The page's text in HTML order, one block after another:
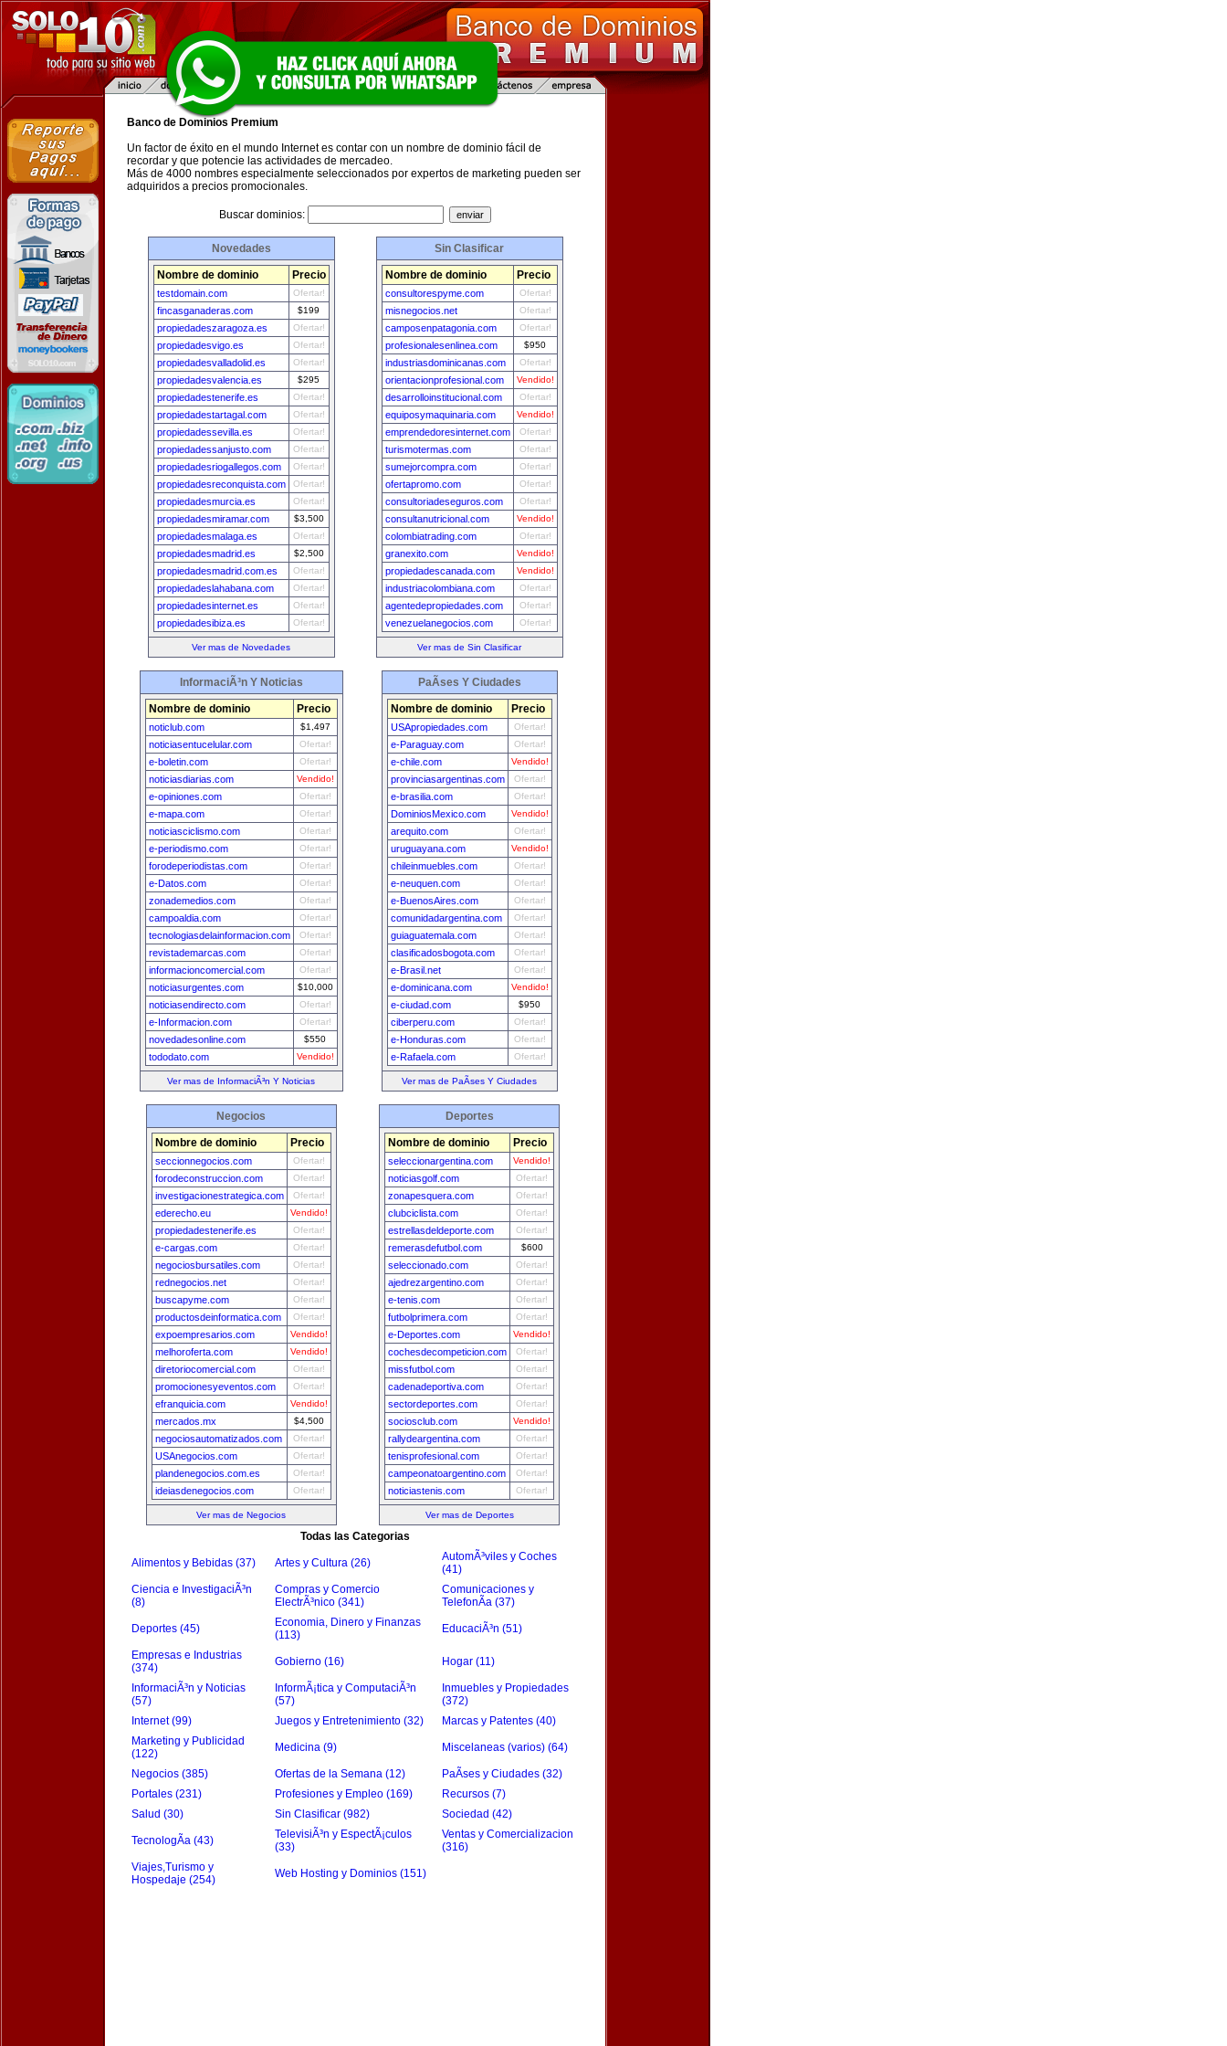
Banco de Dominios Premium
Un factor de éxito en el mundo Internet es contar con un nombre de dominio fácil de
recordar y que potencie las actividades de mercadeo.
Más de 4000 nombres especialmente seleccionados por expertos de marketing pueden ser
adquiridos a precios promocionales.
Buscar dominios:
Novedades
Nombre de dominio Precio
testdomain.com Ofertar!
fincasganaderas.com $199
propiedadeszaragoza.es Ofertar!
propiedadesvigo.es Ofertar!
propiedadesvalladolid.es Ofertar!
propiedadesvalencia.es $295
propiedadestenerife.es Ofertar!
propiedadestartagal.com Ofertar!
propiedadessevilla.es Ofertar!
propiedadessanjusto.com Ofertar!
propiedadesriogallegos.com Ofertar!
propiedadesreconquista.com Ofertar!
propiedadesmurcia.es Ofertar!
propiedadesmiramar.com $3,500
propiedadesmalaga.es Ofertar!
propiedadesmadrid.es $2,500
propiedadesmadrid.com.es Ofertar!
propiedadeslahabana.com Ofertar!
propiedadesinternet.es Ofertar!
propiedadesibiza.es Ofertar!
Ver mas de Novedades
Sin Clasificar
Nombre de dominio Precio
consultorespyme.com Ofertar!
misnegocios.net Ofertar!
camposenpatagonia.com Ofertar!
profesionalesenlinea.com $950
industriasdominicanas.com Ofertar!
orientacionprofesional.com Vendido!
desarrolloinstitucional.com Ofertar!
equiposymaquinaria.com Vendido!
emprendedoresinternet.com Ofertar!
turismotermas.com Ofertar!
sumejorcompra.com Ofertar!
ofertapromo.com Ofertar!
consultoriadeseguros.com Ofertar!
consultanutricional.com Vendido!
colombiatrading.com Ofertar!
granexito.com Vendido!
propiedadescanada.com Vendido!
industriacolombiana.com Ofertar!
agentedepropiedades.com Ofertar!
venezuelanegocios.com Ofertar!
Ver mas de Sin Clasificar
InformaciÃ³n Y Noticias
Nombre de dominio Precio
noticlub.com $1,497
noticiasentucelular.com Ofertar!
e-boletin.com Ofertar!
noticiasdiarias.com Vendido!
e-opiniones.com Ofertar!
e-mapa.com Ofertar!
noticiasciclismo.com Ofertar!
e-periodismo.com Ofertar!
forodeperiodistas.com Ofertar!
e-Datos.com Ofertar!
zonademedios.com Ofertar!
campoaldia.com Ofertar!
tecnologiasdelainformacion.com Ofertar!
revistademarcas.com Ofertar!
informacioncomercial.com Ofertar!
noticiasurgentes.com $10,000
noticiasendirecto.com Ofertar!
e-Informacion.com Ofertar!
novedadesonline.com $550
tododato.com Vendido!
Ver mas de InformaciÃ³n Y Noticias
PaÃ­ses Y Ciudades
Nombre de dominio Precio
USApropiedades.com Ofertar!
e-Paraguay.com Ofertar!
e-chile.com Vendido!
provinciasargentinas.com Ofertar!
e-brasilia.com Ofertar!
DominiosMexico.com Vendido!
arequito.com Ofertar!
uruguayana.com Vendido!
chileinmuebles.com Ofertar!
e-neuquen.com Ofertar!
e-BuenosAires.com Ofertar!
comunidadargentina.com Ofertar!
guiaguatemala.com Ofertar!
clasificadosbogota.com Ofertar!
e-Brasil.net Ofertar!
e-dominicana.com Vendido!
e-ciudad.com $950
ciberperu.com Ofertar!
e-Honduras.com Ofertar!
e-Rafaela.com Ofertar!
Ver mas de PaÃ­ses Y Ciudades
Negocios
Nombre de dominio Precio
seccionnegocios.com Ofertar!
forodeconstruccion.com Ofertar!
investigacionestrategica.com Ofertar!
ederecho.eu Vendido!
propiedadestenerife.es Ofertar!
e-cargas.com Ofertar!
negociosbursatiles.com Ofertar!
rednegocios.net Ofertar!
buscapyme.com Ofertar!
productosdeinformatica.com Ofertar!
expoempresarios.com Vendido!
melhoroferta.com Vendido!
diretoriocomercial.com Ofertar!
promocionesyeventos.com Ofertar!
efranquicia.com Vendido!
mercados.mx $4,500
negociosautomatizados.com Ofertar!
USAnegocios.com Ofertar!
plandenegocios.com.es Ofertar!
ideiasdenegocios.com Ofertar!
Ver mas de Negocios
Deportes
Nombre de dominio Precio
seleccionargentina.com Vendido!
noticiasgolf.com Ofertar!
zonapesquera.com Ofertar!
clubciclista.com Ofertar!
estrellasdeldeporte.com Ofertar!
remerasdefutbol.com $600
seleccionado.com Ofertar!
ajedrezargentino.com Ofertar!
e-tenis.com Ofertar!
futbolprimera.com Ofertar!
e-Deportes.com Vendido!
cochesdecompeticion.com Ofertar!
missfutbol.com Ofertar!
cadenadeportiva.com Ofertar!
sectordeportes.com Ofertar!
sociosclub.com Vendido!
rallydeargentina.com Ofertar!
tenisprofesional.com Ofertar!
campeonatoargentino.com Ofertar!
noticiastenis.com Ofertar!
Ver mas de Deportes
Todas las Categorias
Alimentos y Bebidas (37) Artes y Cultura (26)
AutomÃ³viles y Coches
(41)
Ciencia e InvestigaciÃ³n
(8)
Compras y Comercio
ElectrÃ³nico (341)
Comunicaciones y
TelefonÃ­a (37)
Deportes (45)
Economia, Dinero y Finanzas
(113)
EducaciÃ³n (51)
Empresas e Industrias
(374)
Gobierno (16) Hogar (11)
InformaciÃ³n y Noticias
(57)
InformÃ¡tica y ComputaciÃ³n
(57)
Inmuebles y Propiedades
(372)
Internet (99)
Juegos y Entretenimiento (32)
Marcas y Patentes (40)
Marketing y Publicidad
(122)
Medicina (9) Miscelaneas (varios) (64)
Negocios (385) Ofertas de la Semana (12)
PaÃ­ses y Ciudades (32)
Portales (231)
Profesiones y Empleo (169)
Recursos (7)
Salud (30)
Sin Clasificar (982) Sociedad (42)
TecnologÃ­a (43)
TelevisiÃ³n y EspectÃ¡culos
(33)
Ventas y Comercializacion
(316)
Viajes,Turismo y
Hospedaje (254)
Web Hosting y Dominios (151)